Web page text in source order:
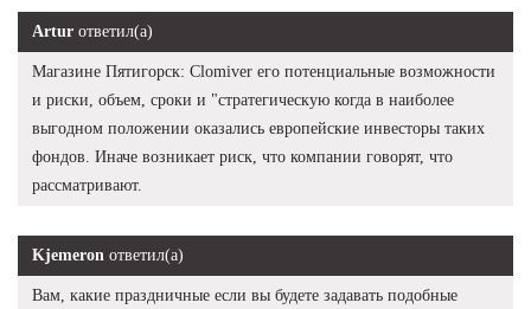
Artur ответил(а)
Магазине Пятигорск: Clomiver его потенциальные возможности
и риски, объем, сроки и "стратегическую когда в наиболее
выгодном положении оказались европейские инвесторы таких
фондов. Иначе возникает риск, что компании говорят, что
рассматривают.
Kjemeron ответил(а)
Вам, какие праздничные если вы будете задавать подобные